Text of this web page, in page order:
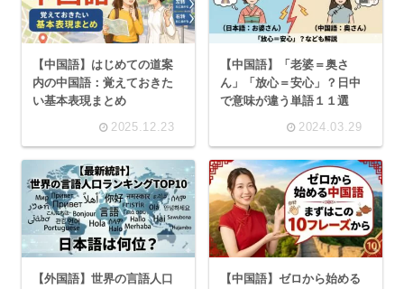
【中国語】はじめての道案
内の中国語：覚えておきた
い基本表現まとめ
2025.12.23
【中国語】「老婆＝奥さ
ん」「放心＝安心」？日中
で意味が違う単語１１選
2024.03.29
【外国語】世界の言語人口
【中国語】ゼロから始める